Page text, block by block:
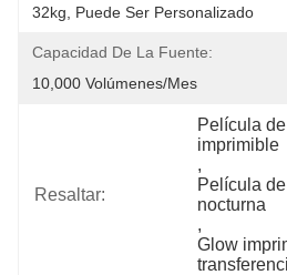
32kg, Puede Ser Personalizado
Capacidad De La Fuente:
10,000 Volúmenes/mes
Resaltar:
Película
imprimible
,
Película
nocturna
,
Glow